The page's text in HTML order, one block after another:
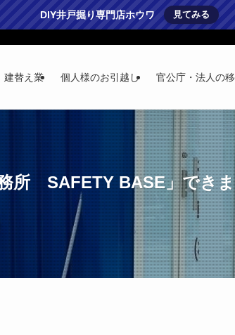
DIY井戸掘り専門店ホウワ 見てみる
建替え業 個人様のお引越し 官公庁・法人の
所 SAFETY BASE」でき